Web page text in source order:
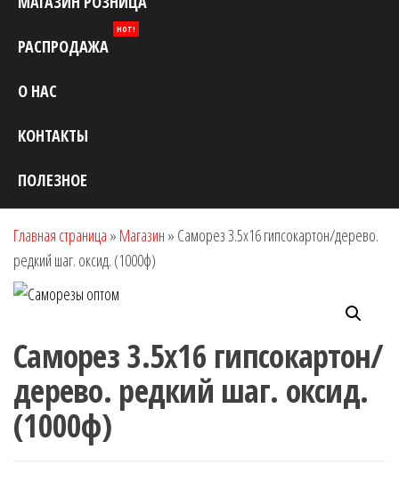
РАСПРОДАЖА
HOT!
О НАС
КОНТАКТЫ
ПОЛЕЗНОЕ
Главная страница » Магазин » Саморез 3.5х16 гипсокартон/дерево.
редкий шаг. оксид. (1000ф)
Саморез 3.5х16 гипсокартон/
дерево. редкий шаг. оксид.
(1000ф)